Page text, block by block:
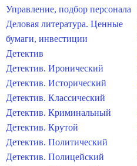
Управление, подбор персонала
Деловая литература. Ценные
бумаги, инвестиции
Детектив
Детектив. Иронический
Детектив. Исторический
Детектив. Классический
Детектив. Криминальный
Детектив. Крутой
Детектив. Политический
Детектив. Полицейский